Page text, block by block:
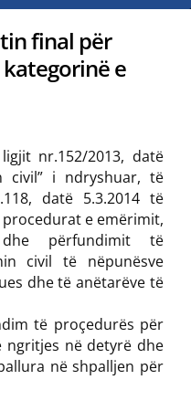
final për
e
nr.152/2013, datë
civil” i ndryshuar, të
datë 5.3.2014 të
e emërimit,
përfundimit të
civil të nëpunësve
dhe të anëtarëve të
të proçedurës për
ngritjes në detyrë dhe
në shpalljen për